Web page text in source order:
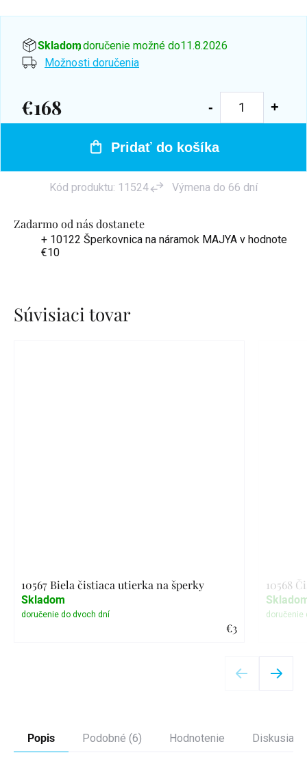
Zadarmo od nás dostanete
+ 10122 Šperkovnica na náramok MAJYA v hodnote
€10
Skladom, doručenie možné do11.8.2026
Možnosti doručenia
€168
Jednotková
Pridať do košíka
Kód produktu: 11524 Výmena do 66 dní
Súvisiaci tovar
10567 Biela čistiaca utierka na šperky
€3
Skladom
10568
Popis Podobné (6) Hodnotenie Diskusia